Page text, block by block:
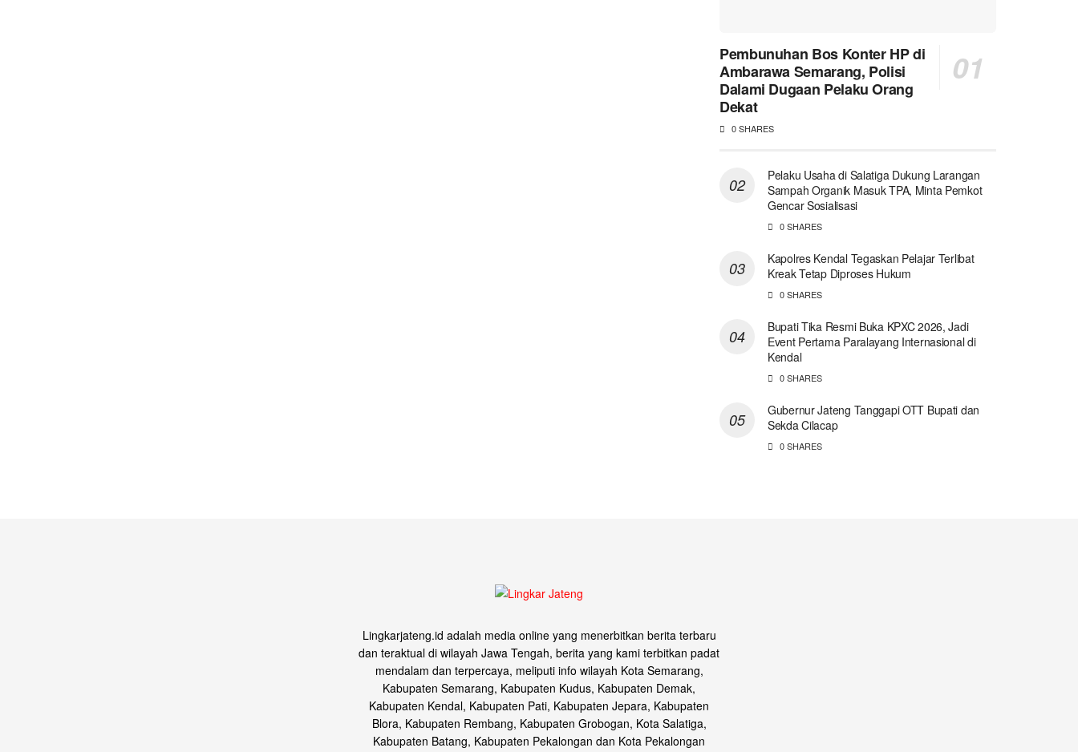
Pembunuhan Bos Konter HP di
Ambarawa Semarang, Polisi
Dalami Dugaan Pelaku Orang
Dekat
0 SHARES
Pelaku Usaha di Salatiga Dukung Larangan
Sampah Organik Masuk TPA, Minta Pemkot
Gencar Sosialisasi
0 SHARES
Kapolres Kendal Tegaskan Pelajar Terlibat
Kreak Tetap Diproses Hukum
0 SHARES
Bupati Tika Resmi Buka KPXC 2026, Jadi
Event Pertama Paralayang Internasional di
Kendal
0 SHARES
Gubernur Jateng Tanggapi OTT Bupati dan
Sekda Cilacap
0 SHARES
Lingkarjateng.id adalah media online yang menerbitkan berita terbaru
dan teraktual di wilayah Jawa Tengah, berita yang kami terbitkan padat
mendalam dan terpercaya, meliputi info wilayah Kota Semarang,
Kabupaten Semarang, Kabupaten Kudus, Kabupaten Demak,
Kabupaten Kendal, Kabupaten Pati, Kabupaten Jepara, Kabupaten
Blora, Kabupaten Rembang, Kabupaten Grobogan, Kota Salatiga,
Kabupaten Batang, Kabupaten Pekalongan dan Kota Pekalongan